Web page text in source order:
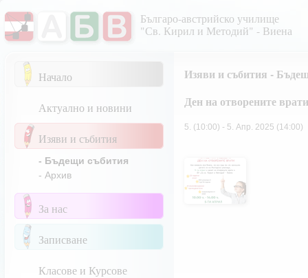
Българо-австрийско училище
"Св. Кирил и Методий" - Виена
Начало
Актуално и новини
Изяви и събития
- Бъдещи събития
- Архив
За нас
Записване
Класове и Курсове
Изяви и събития -
Ден на отворените
5. (10:00) - 5. Апр. 2025 (14:00)